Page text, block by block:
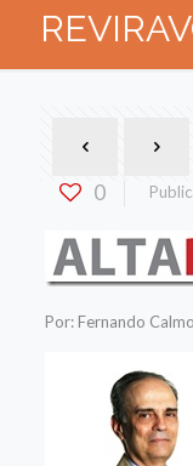
0
Por: Fernando